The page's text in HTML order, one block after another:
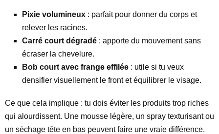
Pixie volumineux : parfait pour donner du corps et
relever les racines.
Carré court dégradé : apporte du mouvement sans
écraser la chevelure.
Bob court avec frange effilée : utile si tu veux
densifier visuellement le front et équilibrer le visage.
Ce que cela implique : tu dois éviter les produits trop riches
qui alourdissent. Une mousse légère, un spray texturisant ou
un séchage tête en bas peuvent faire une vraie différence.